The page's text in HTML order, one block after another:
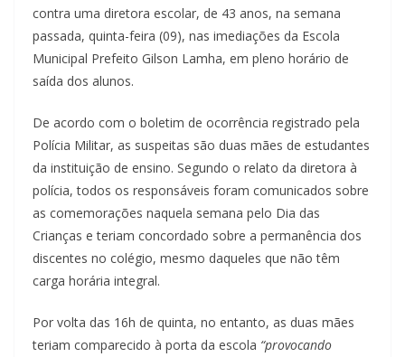
contra uma diretora escolar, de 43 anos, na semana
passada, quinta-feira (09), nas imediações da Escola
Municipal Prefeito Gilson Lamha, em pleno horário de
saída dos alunos.
De acordo com o boletim de ocorrência registrado pela
Polícia Militar, as suspeitas são duas mães de estudantes
da instituição de ensino. Segundo o relato da diretora à
polícia, todos os responsáveis foram comunicados sobre
as comemorações naquela semana pelo Dia das
Crianças e teriam concordado sobre a permanência dos
discentes no colégio, mesmo daqueles que não têm
carga horária integral.
Por volta das 16h de quinta, no entanto, as duas mães
teriam comparecido à porta da escola “provocando